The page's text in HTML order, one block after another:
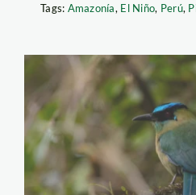
Tags: Amazonía, El Niño, Perú,
Perez